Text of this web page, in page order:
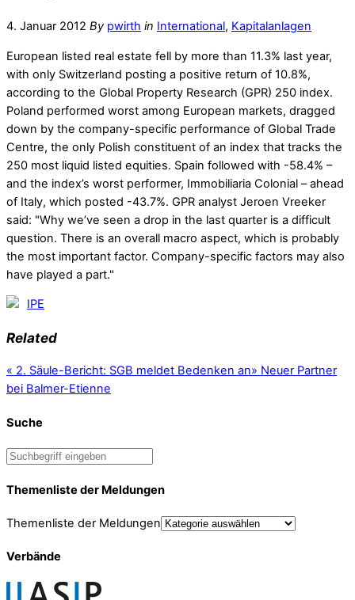
4. Januar 2012 By pwirth in International, Kapitalanlagen
European listed real estate fell by more than 11.3% last year,
with only Switzerland posting a positive return of 10.8%,
according to the Global Property Research (GPR) 250 index.
Poland performed worst among European markets, dragged
down by the company-specific performance of Global Trade
Centre, the only Polish constituent of an index that tracks the
250 most liquid listed equities. Spain followed with -58.4% –
and the index’s worst performer, Immobiliaria Colonial – ahead
of Italy, which posted -43.7%. GPR analyst Jeroen Vreeker
said: "Why we’ve seen a drop in the last quarter is a difficult
question. There is an overall macro aspect, which is probably
the most important factor. Company-specific factors may also
have played a part."
IPE
Related
« 2. Säule-Bericht: SGB meldet Bedenken an» Neuer Partner
bei Balmer-Etienne
Suche
Themenliste der Meldungen
Themenliste der Meldungen
Verbände